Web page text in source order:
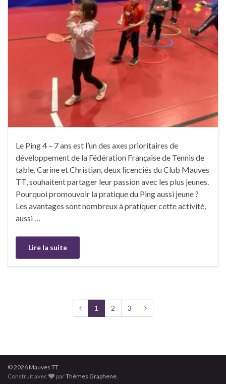
Le Ping 4 – 7 ans est l’un des axes prioritaires de
développement de la Fédération Française de Tennis de
table. Carine et Christian, deux licenciés du Club Mauves
TT, souhaitent partager leur passion avec les plus jeunes.
Pourquoi promouvoir la pratique du Ping aussi jeune ?
Les avantages sont nombreux à pratiquer cette activité,
aussi …
Lire la suite
1 2 3
© 2026 Mauves TT.
Construit avec
parThèmes Graphene